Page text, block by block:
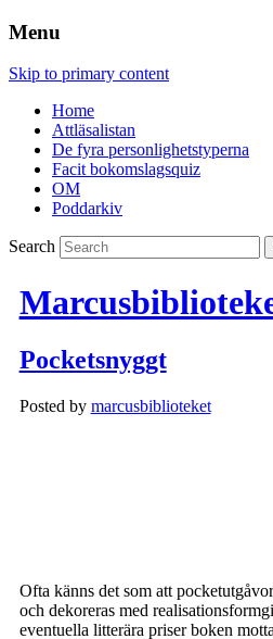
Menu
Skip to primary content
Home
Attläsalistan
De fyra personlighetstyperna
Facit bokomslagsquiz
OM
Poddarkiv
Search
Pocketsnyggt
Posted by marcusbiblioteket
Ofta känns det som att
och dekoreras med
eventuella litterära priser boken